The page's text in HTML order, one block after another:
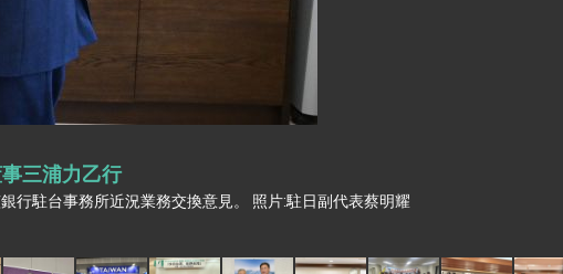
三浦力乙行
行駐台事務所近況業務交換意見。 照片:駐日副代表蔡明耀